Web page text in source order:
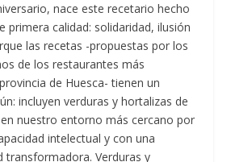
nace este recetario hecho
primera calidad: solidaridad, ilusión
las recetas -propuestas por los
de los restaurantes más
de Huesca- tienen un
incluyen verduras y hortalizas de
nuestro entorno más cercano por
intelectual y con una
transformadora. Verduras y